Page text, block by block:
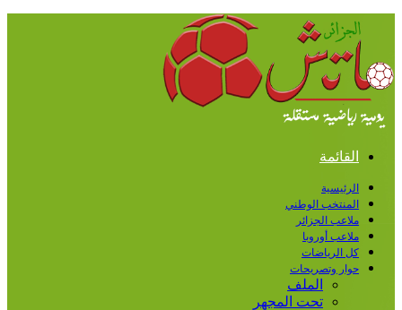
القائمة
الرئيسية
المنتخب الوطني
ملاعب الجزائر
ملاعب أوروبا
كل الرياضات
حوار وتصريحات
الملف
تحت المجهر